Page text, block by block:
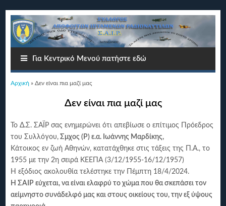
Για Κεντρικό Μενού πατήστε εδώ
Είστε εδώ
Αρχική » Δεν είναι πια μαζί μας
Δεν είναι πια μαζί μας
Το Δ.Σ. ΣΑΪΡ σας ενημερώνει ότι απεβίωσε ο επίτιμος Πρόεδρος
του Συλλόγου, Σμχος (Ρ) ε.α. Ιωάννης Μαρδίκης,
Κάτοικος εν ζωή Αθηνών, κατατάχθηκε στις τάξεις της Π.Α., το
1955 με την 2η σειρά ΚΕΕΠΑ (3/12/1955-16/12/1957)
Η εξόδιος ακολουθία τελέστηκε την Πέμπτη 18/4/2024.
Η ΣΑΙΡ εύχεται, να είναι ελαφρύ το χώμα που θα σκεπάσει τον
αείμνηστο συνάδελφό μας και στους οικείους του, την εξ ύψους